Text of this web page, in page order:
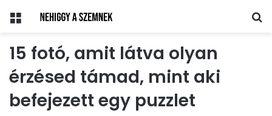
Menü
15 fotó, amit látva olyan
érzésed támad, mint aki
befejezett egy puzzlet